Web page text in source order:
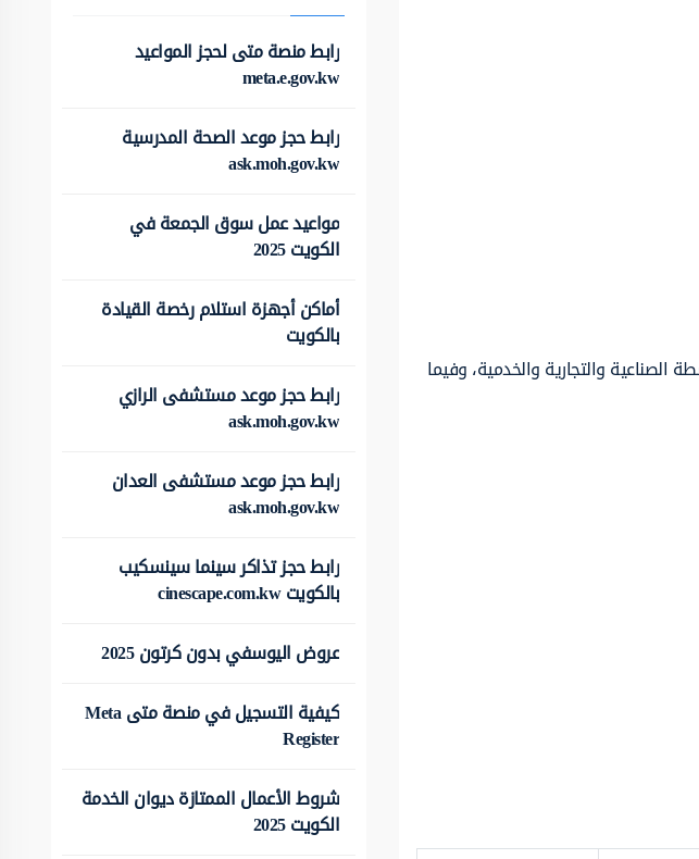
التي تمارس مختلف الأنشطة الصناعية والتجارية والخدمية، وفيما
رابط منصة متى لحجز المواعيد
meta.e.gov.kw
رابط حجز موعد الصحة المدرسية
ask.moh.gov.kw
مواعيد عمل سوق الجمعة في
الكويت 2025
أماكن أجهزة استلام رخصة القيادة
بالكويت
رابط حجز موعد مستشفى الرازي
ask.moh.gov.kw
رابط حجز موعد مستشفى العدان
ask.moh.gov.kw
رابط حجز تذاكر سينما سينسكيب
بالكويت cinescape.com.kw
عروض اليوسفي بدون كرتون 2025
كيفية التسجيل في منصة متى Meta
Register
شروط الأعمال الممتازة ديوان الخدمة
الكويت 2025